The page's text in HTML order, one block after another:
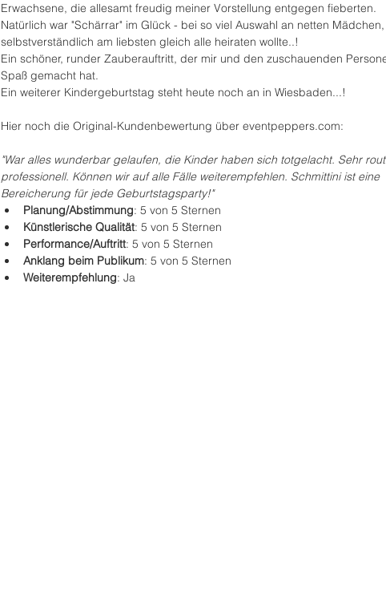
Erwachsene, die allesamt freudig meiner Vorstellung entgegen fieberten.
Natürlich war "Schärrar" im Glück - bei so viel Auswahl an netten
selbstverständlich am liebsten gleich alle heiraten wollte..!
Ein schöner, runder Zauberauftritt, der mir und den zuschauenden
Spaß gemacht hat.
Ein weiterer Kindergeburtstag steht heute noch an in Wiesbaden...!
Hier noch die Original-Kundenbewertung über eventpeppers.com:
"War alles wunderbar gelaufen, die Kinder haben sich totgelacht. Sehr
professionell. Können wir auf alle Fälle weiterempfehlen. Schmittini ist eine
Bereicherung für jede Geburtstagsparty!"
Planung/Abstimmung: 5 von 5 Sternen
Künstlerische Qualität: 5 von 5 Sternen
Performance/Auftritt: 5 von 5 Sternen
Anklang beim Publikum: 5 von 5 Sternen
Weiterempfehlung: Ja